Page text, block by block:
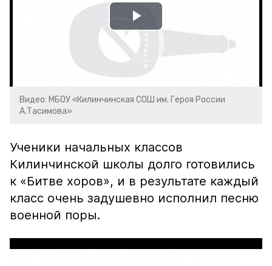
Play
Video
Видео: МБОУ «Килинчинская СОШ им. Героя России
А.Тасимова»
Ученики начальных классов
Килинчинской школы долго готовились
к «Битве хоров», и в результате каждый
класс очень задушевно исполнил песню
военной поры.